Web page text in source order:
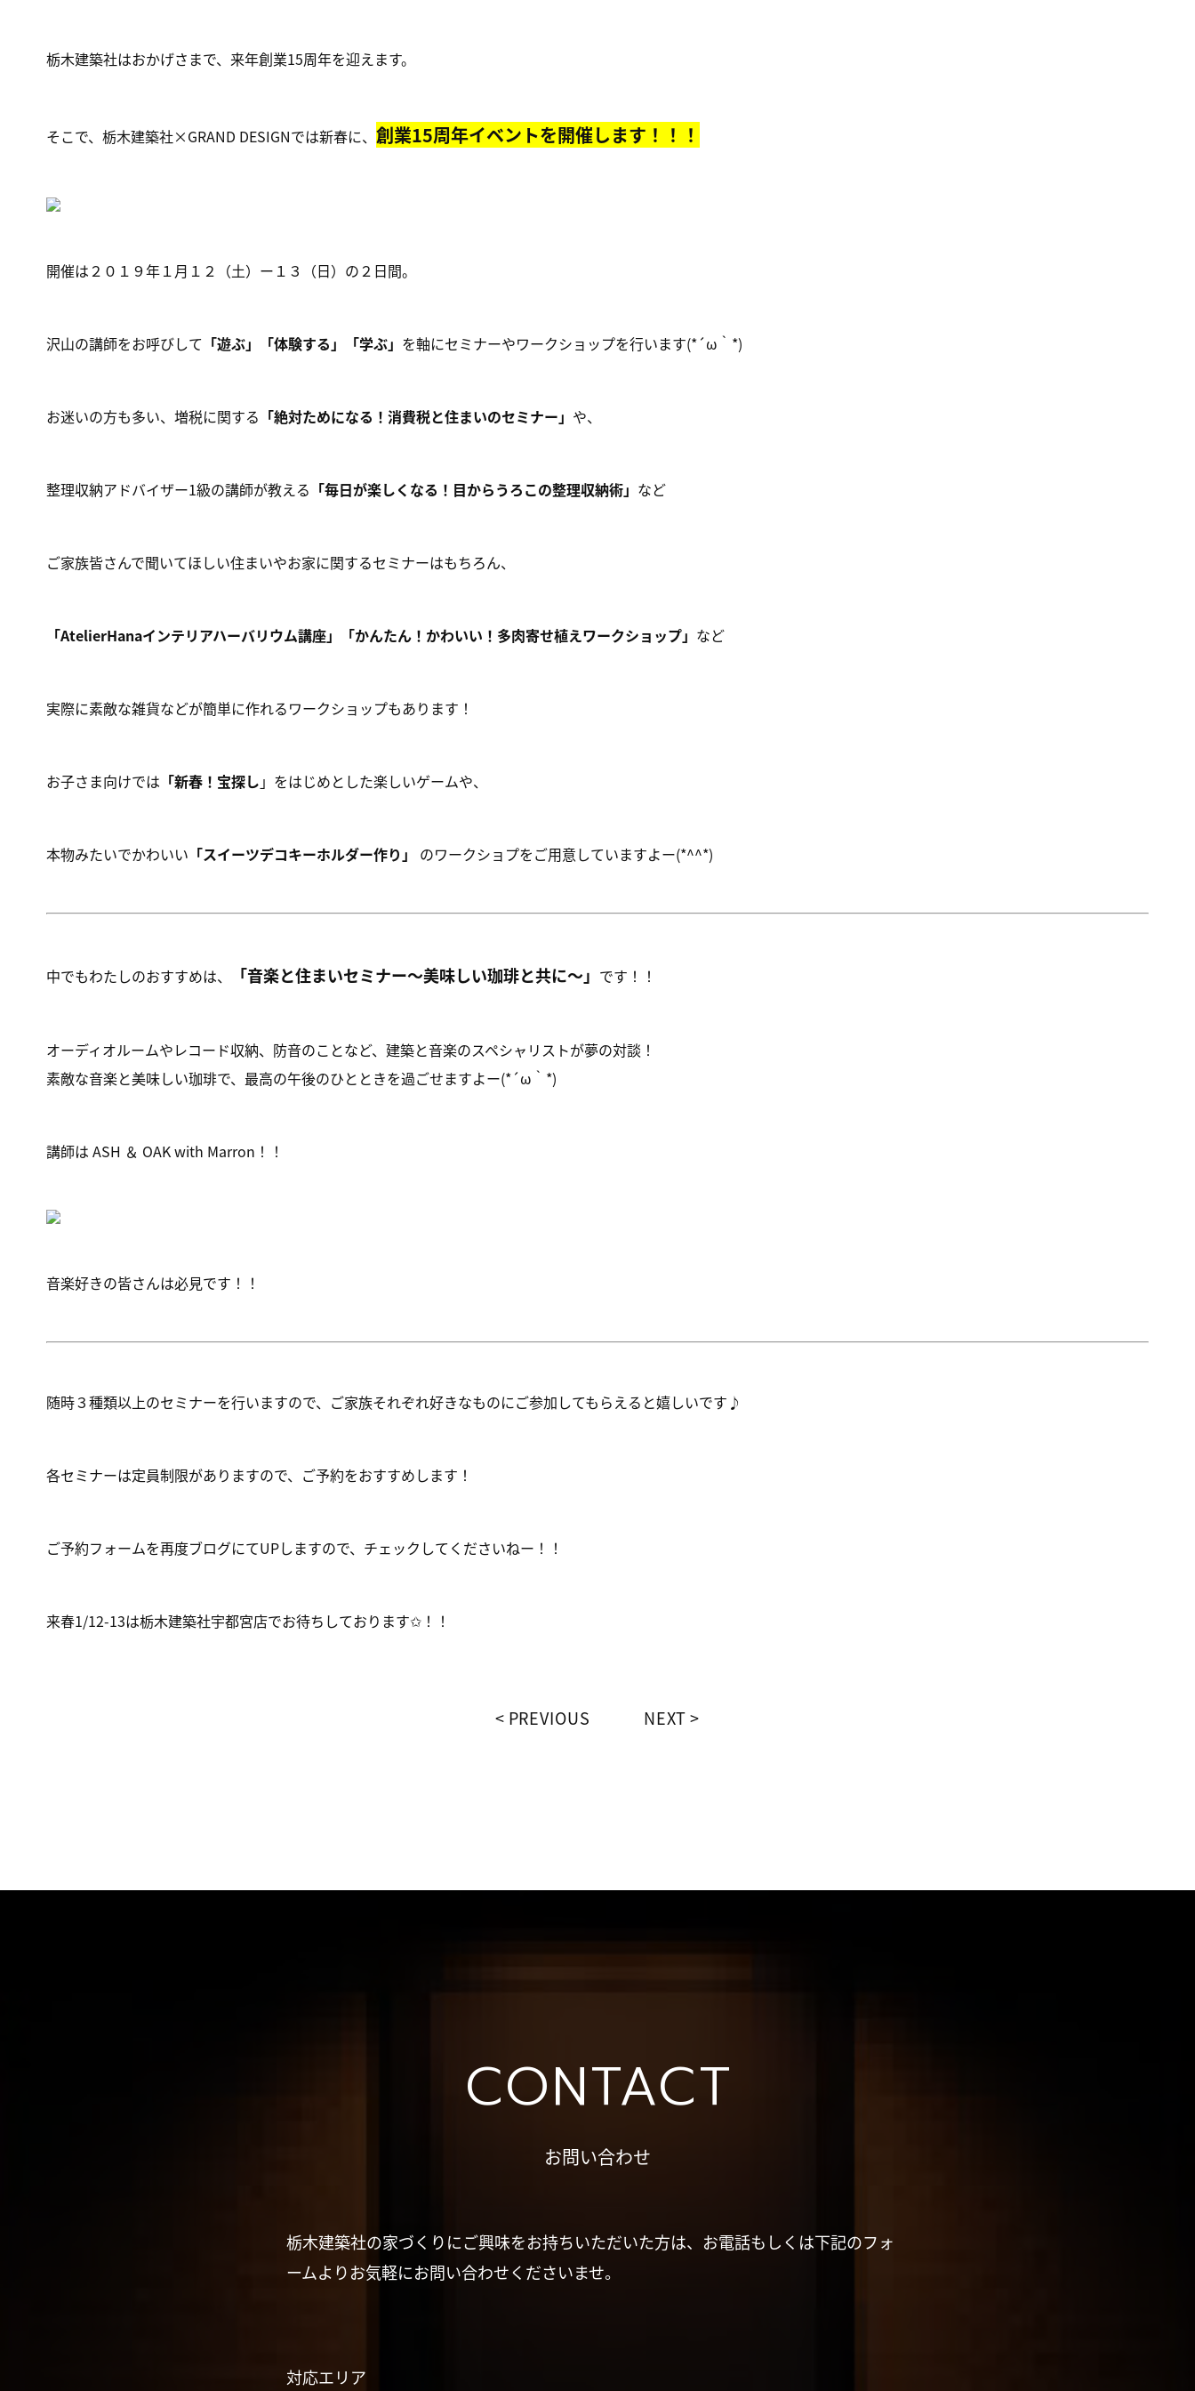
栃木建築社はおかげさまで、来年創業15周年を迎えます。
そこで、栃木建築社×GRAND DESIGNでは新春に、 創業15周年イベントを開催します！！！
開催は２０１９年１月１２（土）ー１３（日）の２日間。
沢山の講師をお呼びして 「遊ぶ」「体験する」「学ぶ」 を軸にセミナーやワークショップを行います(*´ω｀*)
お迷いの方も多い、増税に関する 「絶対ためになる！消費税と住まいのセミナー」 や、
整理収納アドバイザー1級の講師が教える 「毎日が楽しくなる！目からうろこの整理収納術」 など
ご家族皆さんで聞いてほしい住まいやお家に関するセミナーはもちろん、
「AtelierHanaインテリアハーバリウム講座」 「かんたん！かわいい！多肉寄せ植えワークショップ」 など
実際に素敵な雑貨などが簡単に作れるワークショップもあります！
お子さま向けでは 「新春！宝探し 」をはじめとした楽しいゲームや、
本物みたいでかわいい 「スイーツデコキーホルダー作り」 のワークショプをご用意していますよー(*^^*)
中でもわたしのおすすめは、 「音楽と住まいセミナー～美味しい珈琲と共に～」 です！！
オーディオルームやレコード収納、防音のことなど、建築と音楽のスペシャリストが夢の対談！
素敵な音楽と美味しい珈琲で、最高の午後のひとときを過ごせますよー(*´ω｀*)
講師は ASH ＆ OAK with Marron！！
音楽好きの皆さんは必見です！！
随時３種類以上のセミナーを行いますので、ご家族それぞれ好きなものにご参加してもらえると嬉しいです♪
各セミナーは定員制限がありますので、ご予約をおすすめします！
ご予約フォームを再度ブログにてUPしますので、チェックしてくださいねー！！
来春1/12-13は栃木建築社宇都宮店でお待ちしております✩！！
PREVIOUS NEXT
CONTACT
お問い合わせ
栃木建築社の家づくりにご興味をお持ちいただいた方は、お電話もしくは下記のフォ
ームよりお気軽にお問い合わせくださいませ。
対応エリア